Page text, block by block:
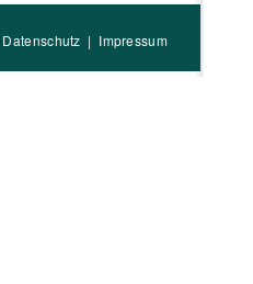
Datenschutz | Impressum